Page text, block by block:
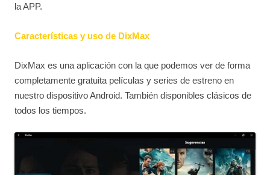
la APP.
Características y uso de DixMax
DixMax es una aplicación con la que podemos ver de forma
completamente gratuita películas y series de estreno en
nuestro dispositivo Android. También disponibles clásicos de
todos los tiempos.